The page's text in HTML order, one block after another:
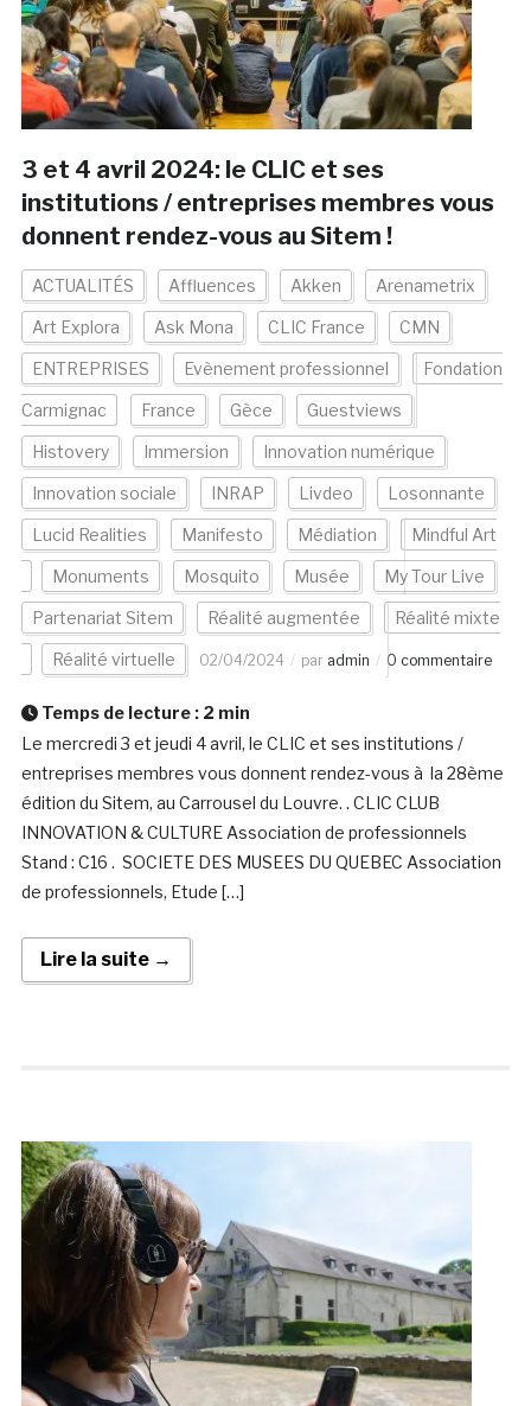
3 et 4 avril 2024: le CLIC et ses
institutions / entreprises membres vous
donnent rendez-vous au Sitem !
ACTUALITÉS Affluences Akken Arenametrix
Art Explora Ask Mona CLIC France CMN
ENTREPRISES Evènement professionnel Fondation
Carmignac France Gèce Guestviews
Histovery Immersion Innovation numérique
Innovation sociale INRAP Livdeo Losonnante
Lucid Realities Manifesto Médiation Mindful Art
Monuments Mosquito Musée My Tour Live
Partenariat Sitem Réalité augmentée Réalité mixte
Réalité virtuelle 02/04/2024 par admin 0 commentaire
Temps de lecture : 2 min
Le mercredi 3 et jeudi 4 avril, le CLIC et ses institutions /
entreprises membres vous donnent rendez-vous à la 28ème
édition du Sitem, au Carrousel du Louvre. . CLIC CLUB
INNOVATION & CULTURE Association de professionnels
Stand : C16 . SOCIETE DES MUSEES DU QUEBEC Association
de professionnels, Etude […]
Lire la suite →